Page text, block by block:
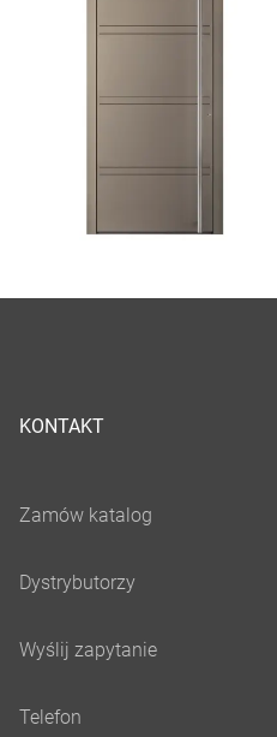
KONTAKT